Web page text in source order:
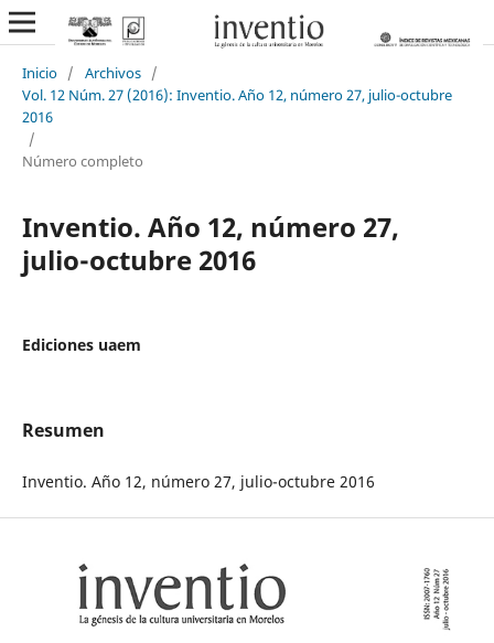
Inicio / Archivos /
Vol. 12 Núm. 27 (2016): Inventio. Año 12, número 27, julio-octubre
2016
/
Número completo
Inventio. Año 12, número 27,
julio-octubre 2016
Ediciones uaem
Resumen
Inventio. Año 12, número 27, julio-octubre 2016